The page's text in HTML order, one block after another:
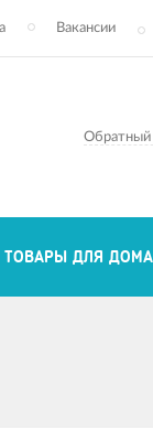
Вакансии
Обратный
ТОВАРЫ ДЛЯ ДОМА